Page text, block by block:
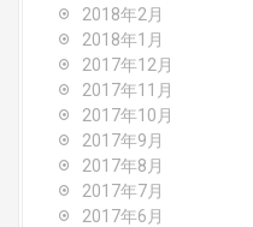
2018年2月
2018年1月
2017年12月
2017年11月
2017年10月
2017年9月
2017年8月
2017年7月
2017年6月